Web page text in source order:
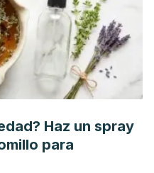
CIA.S158513. PMID:
Effect of cocoa on blood
Syst Rev. 2017 Apr
14651858.CD008893.pub3.
Soltani H, Costello JT.
reducing muscle soreness
Haz un spray
para